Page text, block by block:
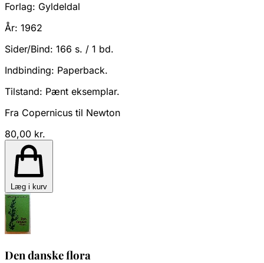
Forlag: Gyldeldal
År: 1962
Sider/Bind: 166 s. / 1 bd.
Indbinding: Paperback.
Tilstand: Pænt eksemplar.
Fra Copernicus til Newton
80,00 kr.
Læg i kurv
Den danske flora